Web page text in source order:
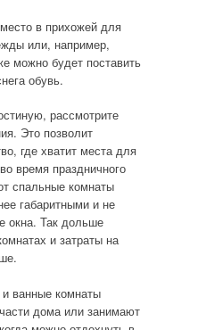
в прихожей для
или, например,
можно будет поставить
обувь.
рассмотрите
Это позволит
где хватит места для
время праздничного
спальные комнаты
габаритными и не
окна. Так дольше
и затраты на
ванные комнаты
дома или занимают